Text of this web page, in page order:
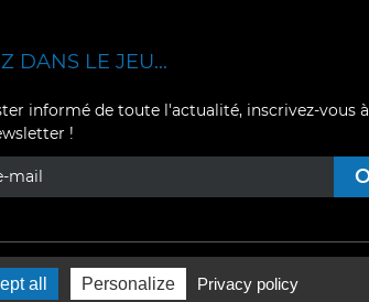
DANS LE JEU...
informé de toute l'actualité, inscrivez-vous à
!
all Personalize Privacy policy